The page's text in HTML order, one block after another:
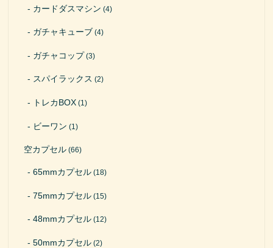
カードダスマシン (4)
ガチャキューブ (4)
ガチャコップ(3)
スパイラックス (2)
トレカBOX (1)
ビーワン (1)
空カプセル (66)
65mmカプセル (18)
75mmカプセル (15)
48mmカプセル (12)
50mmカプセル (2)